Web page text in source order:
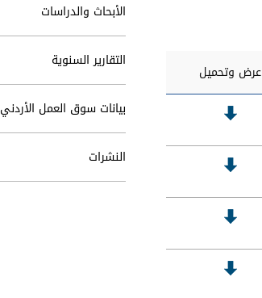
عرض وتحميل
الأبحاث والدراسات
التقارير السنوية
بيانات سوق العمل الأردني
النشرات